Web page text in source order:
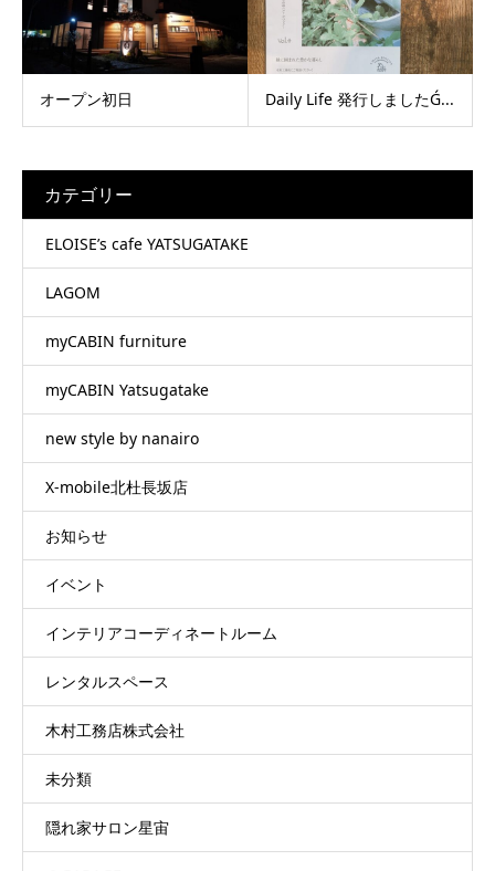
オープン初日 Daily Life 発行しましたǴ...
カテゴリー
ELOISE’s cafe YATSUGATAKE
LAGOM
myCABIN furniture
myCABIN Yatsugatake
new style by nanairo
X-mobile北杜長坂店
お知らせ
イベント
インテリアコーディネートルーム
レンタルスペース
木村工務店株式会社
未分類
隠れ家サロン星宙